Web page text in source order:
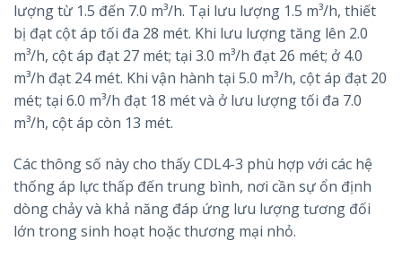
lượng từ 1.5 đến 7.0 m³/h. Tại lưu lượng 1.5 m³/h, thiết
bị đạt cột áp tối đa 28 mét. Khi lưu lượng tăng lên 2.0
m³/h, cột áp đạt 27 mét; tại 3.0 m³/h đạt 26 mét; ở 4.0
m³/h đạt 24 mét. Khi vận hành tại 5.0 m³/h, cột áp đạt 20
mét; tại 6.0 m³/h đạt 18 mét và ở lưu lượng tối đa 7.0
m³/h, cột áp còn 13 mét.
Các thông số này cho thấy CDL4-3 phù hợp với các hệ
thống áp lực thấp đến trung bình, nơi cần sự ổn định
dòng chảy và khả năng đáp ứng lưu lượng tương đối
lớn trong sinh hoạt hoặc thương mại nhỏ.